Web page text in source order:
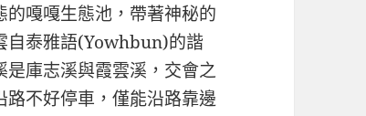
嘎嘎生態池，帶著神秘的
自泰雅語(Yowhbun)的諧
庫志溪與霞雲溪，交會之
不好停車，僅能沿路靠邊